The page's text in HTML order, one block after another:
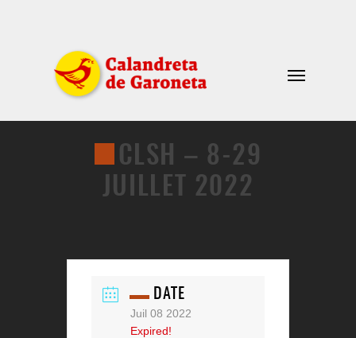
CLSH – 8-29
JUILLET 2022
DATE
Juil 08 2022
Expired!